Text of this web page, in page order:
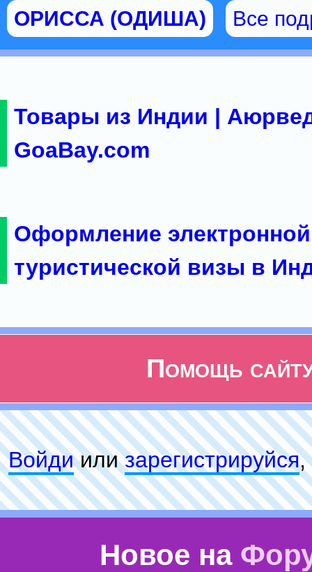
ОРИССА (ОДИША) Все
Товары из Индии |
GoaBay.com
Оформление электронной
туристической визы в
Помощь
Войдиилизарeгиcтpируйся,
Новое на